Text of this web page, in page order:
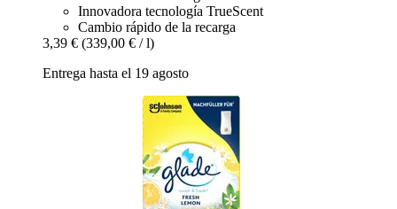
Innovadora tecnología TrueScent
Cambio rápido de la recarga
3,39 € (339,00 € / l)
Entrega hasta el 19 agosto